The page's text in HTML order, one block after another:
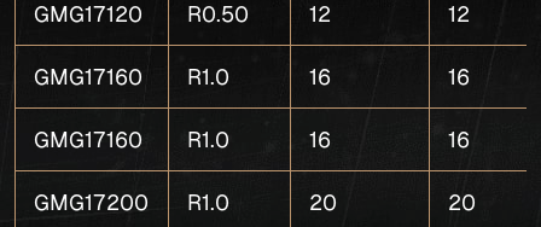
GMG17120 R0.50 12 12
GMG17160 R1.0 16 16
GMG17160 R1.0 16 16
GMG17200 R1.0 20 20